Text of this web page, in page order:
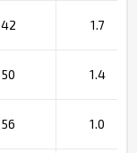
42 1.7
50 1.4
56 1.0